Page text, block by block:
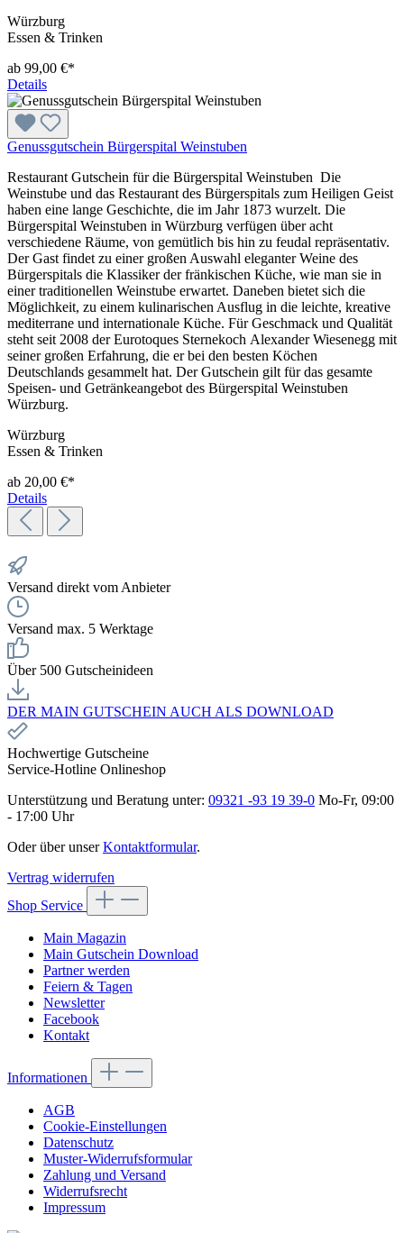
Würzburg
Essen & Trinken
ab 99,00 €*
Details
Genussgutschein Bürgerspital Weinstuben
Restaurant Gutschein für die Bürgerspital Weinstuben Die
Weinstube und das Restaurant des Bürgerspitals zum Heiligen Geist
haben eine lange Geschichte, die im Jahr 1873 wurzelt. Die
Bürgerspital Weinstuben in Würzburg verfügen über acht
verschiedene Räume, von gemütlich bis hin zu feudal repräsentativ.
Der Gast findet zu einer großen Auswahl eleganter Weine des
Bürgerspitals die Klassiker der fränkischen Küche, wie man sie in
einer traditionellen Weinstube erwartet. Daneben bietet sich die
Möglichkeit, zu einem kulinarischen Ausflug in die leichte, kreative
mediterrane und internationale Küche. Für Geschmack und Qualität
steht seit 2008 der Eurotoques Sternekoch Alexander Wiesenegg mit
seiner großen Erfahrung, die er bei den besten Köchen
Deutschlands gesammelt hat. Der Gutschein gilt für das gesamte
Speisen- und Getränkeangebot des Bürgerspital Weinstuben
Würzburg.
Würzburg
Essen & Trinken
ab 20,00 €*
Details
Versand direkt vom Anbieter
Versand max. 5 Werktage
Über 500 Gutscheinideen
DER MAIN GUTSCHEIN AUCH ALS DOWNLOAD
Hochwertige Gutscheine
Service-Hotline Onlineshop
Unterstützung und Beratung unter: 09321 -93 19 39-0 Mo-Fr, 09:00
- 17:00 Uhr
Oder über unserKontaktformular.
Vertrag widerrufen
Shop Service
Main Magazin
Main Gutschein Download
Partner werden
Feiern & Tagen
Newsletter
Facebook
Kontakt
Informationen
AGB
Cookie-Einstellungen
Datenschutz
Muster-Widerrufsformular
Zahlung und Versand
Widerrufsrecht
Impressum